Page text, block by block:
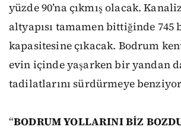
yüzde 90’na çıkmış olacak.
altyapısı tamamen bittiğinde 745
kapasitesine çıkacak. Bodrum
evin içinde yaşarken bir yandan
tadilatlarını sürdürmeye
“BODRUM YOLLARINI BİZ